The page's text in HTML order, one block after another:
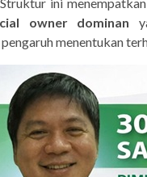
owner dominan
menentukan